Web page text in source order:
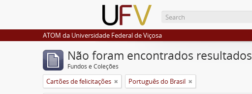
ATOM da Universidade Federal de Viçosa
Não foram encontrados resultados
Fundos e Coleções
Cartões de felicitações Português do Brasil